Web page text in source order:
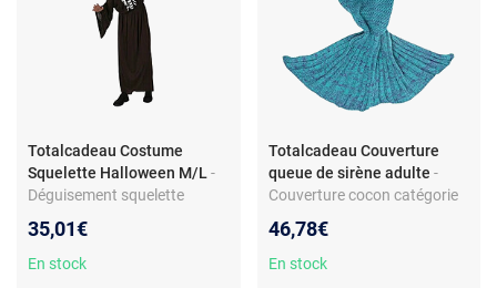
Totalcadeau Costume
Squelette Halloween M/L -
Déguisement squelette
incluse - Polyester
35,01€
En stock
Totalcadeau Couverture
queue de sirène adulte -
Couverture cocon catégorie
laine/acrylique douce -
Forme sirène enveloppante -
46,78€
En stock